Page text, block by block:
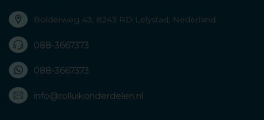
Bolderweg 43, 8243 RD Lelystad, Nederland
088-3667373
088-3667373
info@rolluikonderdelen.nl